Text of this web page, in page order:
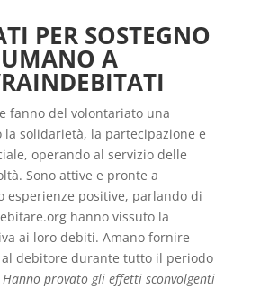
PER SOSTEGNO
UMANO A
fanno del volontariato una
la solidarietà, la partecipazione e
operando al servizio delle
Sono attive e pronte a
esperienze positive, parlando di
hanno vissuto la
ai loro debiti. Amano fornire
al debitore durante tutto il periodo
Hanno provato gli effetti sconvolgenti